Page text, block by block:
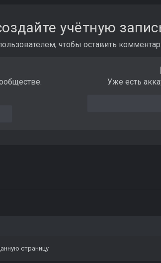
учётную
чтобы оставить
Уже есть
страницу